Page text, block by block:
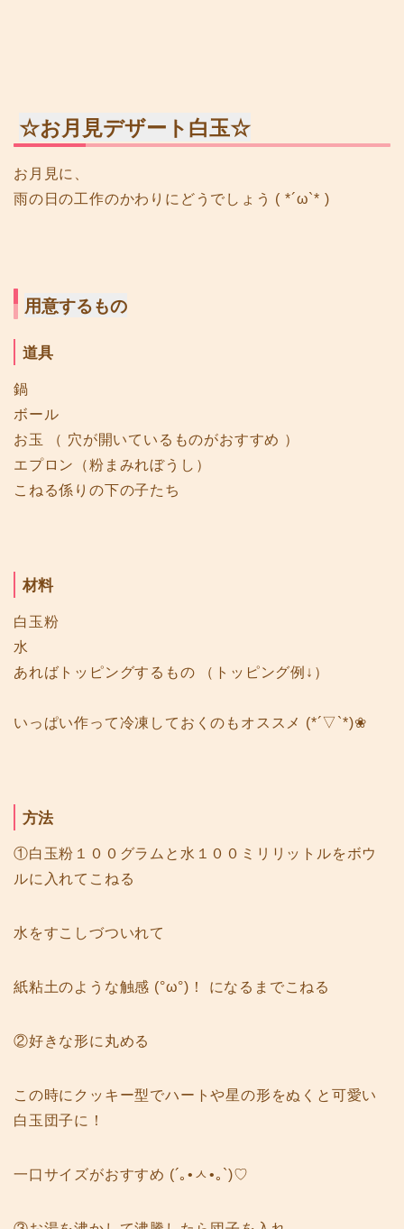
☆お月見デザート白玉☆
お月見に、
雨の日の工作のかわりにどうでしょう ( *´ω`* )
用意するもの
道具
鍋
ボール
お玉 （ 穴が開いているものがおすすめ ）
エプロン（粉まみれぼうし）
こねる係りの下の子たち
材料
白玉粉
水
あればトッピングするもの （トッピング例↓）
いっぱい作って冷凍しておくのもオススメ (*´▽`*)❀
方法
①白玉粉１００グラムと水１００ミリリットルをボウ
ルに入れてこねる
水をすこしづついれて
紙粘土のような触感 (°ω°)！ になるまでこねる
②好きな形に丸める
この時にクッキー型でハートや星の形をぬくと可愛い
白玉団子に！
一口サイズがおすすめ (´｡•ㅅ•｡`)♡